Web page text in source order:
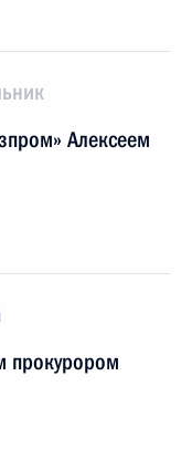
Алексеем
прокурором